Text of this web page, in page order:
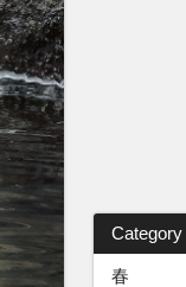
Category
春